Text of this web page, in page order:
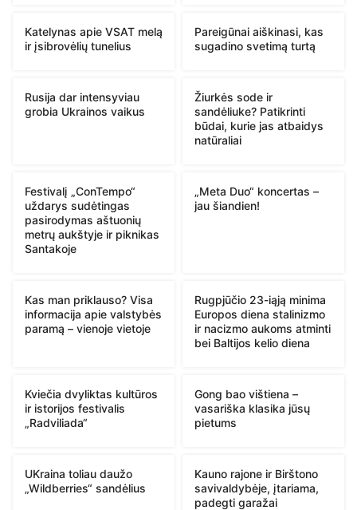
Katelynas apie VSAT melą
ir įsibrovėlių tunelius
Pareigūnai aiškinasi, kas
sugadino svetimą turtą
Rusija dar intensyviau
grobia Ukrainos vaikus
Žiurkės sode ir
sandėliuke? Patikrinti
būdai, kurie jas atbaidys
natūraliai
Festivalį „ConTempo“
uždarys sudėtingas
pasirodymas aštuonių
metrų aukštyje ir piknikas
Santakoje
„Meta Duo“ koncertas –
jau šiandien!
Kas man priklauso? Visa
informacija apie valstybės
paramą – vienoje vietoje
Rugpjūčio 23-iąją minima
Europos diena stalinizmo
ir nacizmo aukoms atminti
bei Baltijos kelio diena
Kviečia dvyliktas kultūros
ir istorijos festivalis
„Radviliada“
Gong bao vištiena –
vasariška klasika jūsų
pietums
UKraina toliau daužo
„Wildberries“ sandėlius
Kauno rajone ir Birštono
savivaldybėje, įtariama,
padegti garažai